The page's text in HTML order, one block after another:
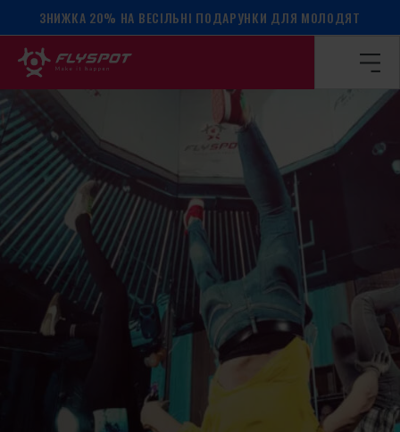
ЗНИЖКА 20% НА ВЕСІЛЬНІ ПОДАРУНКИ ДЛЯ МОЛОДЯТ
Головна сторінка / Календар подій / МАЙСТЕР-КЛАС З